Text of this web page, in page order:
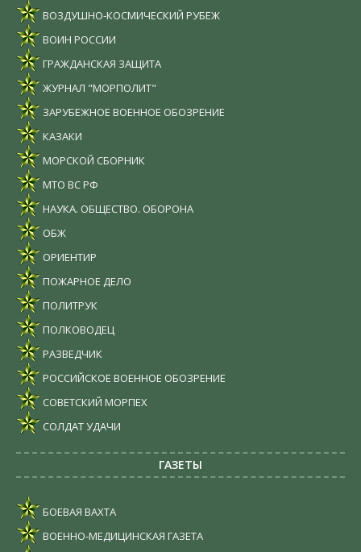
ВОЗДУШНО-КОСМИЧЕСКИЙ РУБЕЖ
ВОИН РОССИИ
ГРАЖДАНСКАЯ ЗАЩИТА
ЖУРНАЛ "МОРПОЛИТ"
ЗАРУБЕЖНОЕ ВОЕННОЕ ОБОЗРЕНИЕ
КАЗАКИ
МОРСКОЙ СБОРНИК
МТО ВС РФ
НАУКА. ОБЩЕСТВО. ОБОРОНА
ОБЖ
ОРИЕНТИР
ПОЖАРНОЕ ДЕЛО
ПОЛИТРУК
ПОЛКОВОДЕЦ
РАЗВЕДЧИК
РОССИЙСКОЕ ВОЕННОЕ ОБОЗРЕНИЕ
СОВЕТСКИЙ МОРПЕХ
СОЛДАТ УДАЧИ
ГАЗЕТЫ
БОЕВАЯ ВАХТА
ВОЕННО-МЕДИЦИНСКАЯ ГАЗЕТА